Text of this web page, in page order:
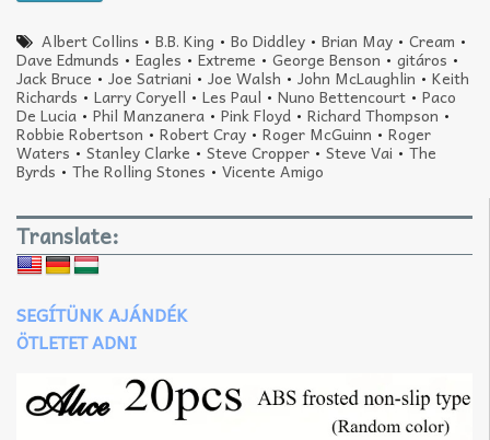
Albert Collins •B.B. King •Bo Diddley •Brian May •Cream •
Dave Edmunds • Eagles • Extreme • George Benson • gitáros •
Jack Bruce • Joe Satriani • Joe Walsh • John McLaughlin • Keith
Richards • Larry Coryell • Les Paul • Nuno Bettencourt • Paco
De Lucia • Phil Manzanera • Pink Floyd • Richard Thompson •
Robbie Robertson • Robert Cray • Roger McGuinn • Roger
Waters • Stanley Clarke • Steve Cropper • Steve Vai •The
Byrds • The Rolling Stones • Vicente Amigo
Translate:
SEGÍTÜNK AJÁNDÉK
ÖTLETET ADNI